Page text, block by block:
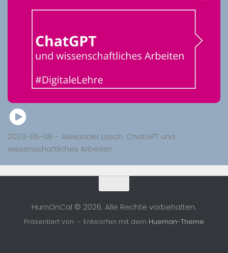
2023-05-06 – Alexander Lasch: ChatGPT und
wissenschaftliches Arbeiten
HumOnCal © 2026. Alle Rechte vorbehalten.
Präsentiert von - Entworfen mit dem Hueman-Theme